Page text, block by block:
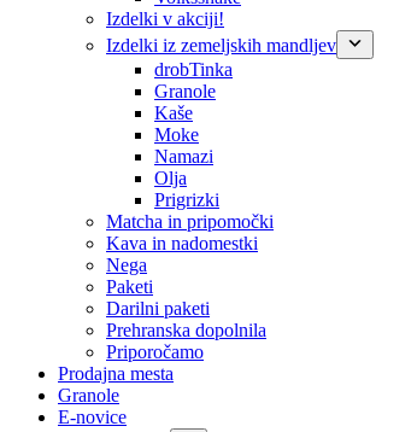
Izdelki v akciji!
Izdelki iz zemeljskih mandljev
drobTinka
Granole
Kaše
Moke
Namazi
Olja
Prigrizki
Matcha in pripomočki
Kava in nadomestki
Nega
Paketi
Darilni paketi
Prehranska dopolnila
Priporočamo
Prodajna mesta
Granole
E-novice